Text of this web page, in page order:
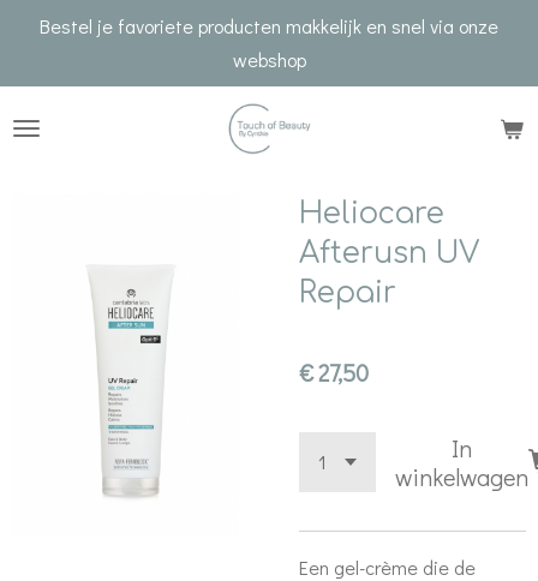
de
Bestel je favoriete producten makkelijk en snel via onze
webshop
Heliocare
Afterusn UV
Repair
€ 27,50
In
winkelwagen
Een gel-crème die de